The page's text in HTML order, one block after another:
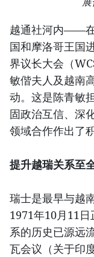
越通社河内——
国和摩洛哥王国
界议长大会（
敏偕夫人及越南
动。这是陈青敏
固政治互信、深
领域合作作出了
提升越瑞关系至
瑞士是最早与越
1971年10月11
系的历史已源远
瓦会议（关于印